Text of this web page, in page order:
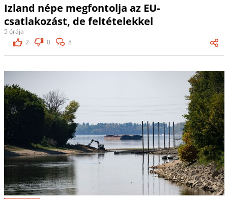
Izland népe megfontolja az EU-
csatlakozást, de feltételekkel
5 órája
2
0 8